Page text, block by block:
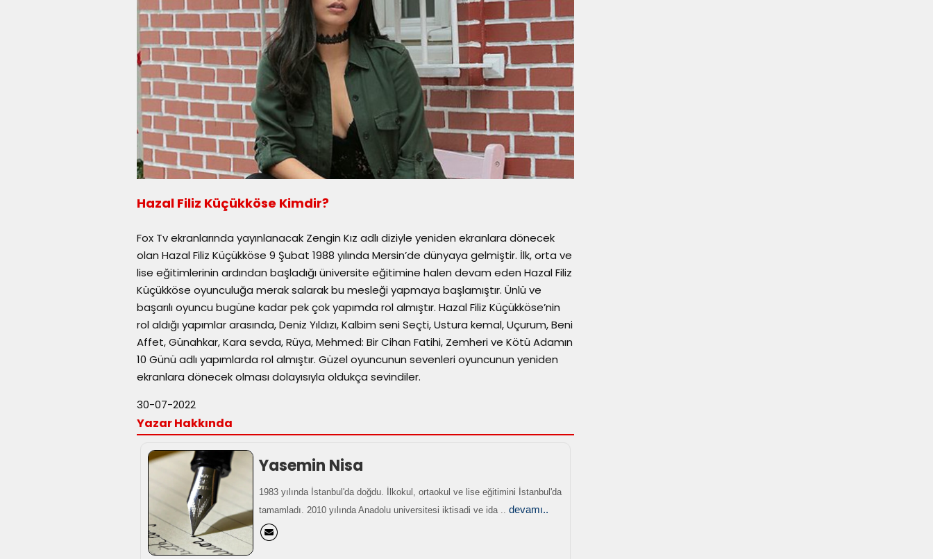
Hazal Filiz Küçükköse Kimdir?
Fox Tv ekranlarında yayınlanacak Zengin Kız adlı diziyle yeniden ekranlara dönecek
olan Hazal Filiz Küçükköse 9 Şubat 1988 yılında Mersin’de dünyaya gelmiştir. İlk, orta ve
lise eğitimlerinin ardından başladığı üniversite eğitimine halen devam eden Hazal Filiz
Küçükköse oyunculuğa merak salarak bu mesleği yapmaya başlamıştır. Ünlü ve
başarılı oyuncu bugüne kadar pek çok yapımda rol almıştır. Hazal Filiz Küçükköse’nin
rol aldığı yapımlar arasında, Deniz Yıldızı, Kalbim seni Seçti, Ustura kemal, Uçurum, Beni
Affet, Günahkar, Kara sevda, Rüya, Mehmed: Bir Cihan Fatihi, Zemheri ve Kötü Adamın
10 Günü adlı yapımlarda rol almıştır. Güzel oyuncunun sevenleri oyuncunun yeniden
ekranlara dönecek olması dolayısıyla oldukça sevindiler.
30-07-2022
Yazar Hakkında
Yasemin Nisa
1983 yılında İstanbul'da doğdu. İlkokul, ortaokul ve lise eğitimini İstanbul'da
tamamladı. 2010 yılında Anadolu universitesi iktisadi ve ida .. devamı..